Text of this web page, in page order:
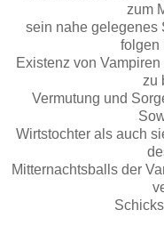
zum
sein nahe gelegenes
folgen
Existenz von
zu
Vermutung und
Wirtstochter als auch
Mitternachtsballs der